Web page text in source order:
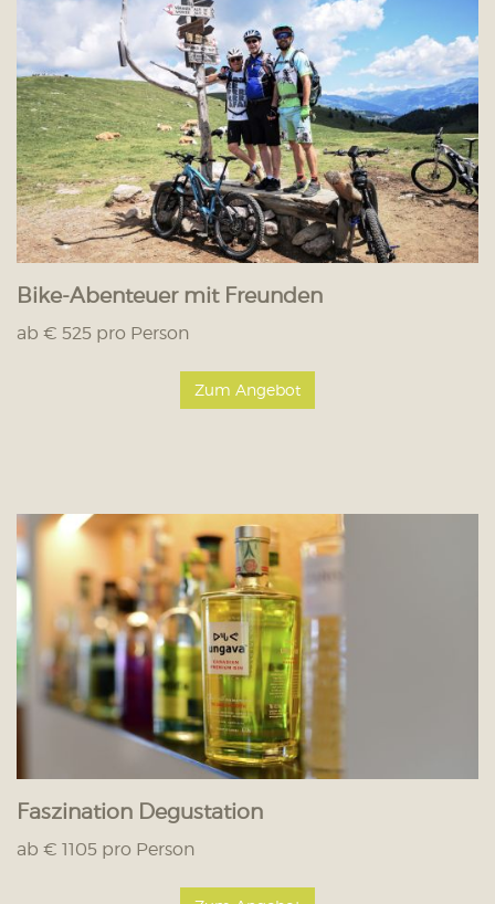
Bike-Abenteuer mit Freunden
ab € 525 pro Person
Zum Angebot
Faszination Degustation
ab € 1105 pro Person